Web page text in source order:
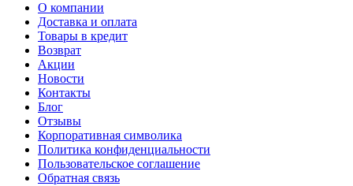
О компании
Доставка и оплата
Товары в кредит
Возврат
Акции
Новости
Контакты
Блог
Отзывы
Корпоративная символика
Политика конфиденциальности
Пользовательское соглашение
Обратная связь